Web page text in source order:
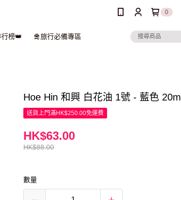
0
榜👑 🛅旅行必備專區
Hoe Hin 和興 白花油 1號 - 藍色 20ml
送貨上門滿HK$250.00免運費
HK$88.00
HK$63.00
數量